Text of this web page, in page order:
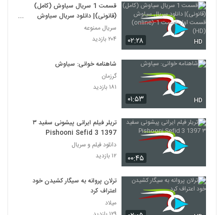
۰۲:۲۸ HD
قسمت 1 سریال سیاوش (کامل)
(قانونی)| دانلود سریال سیاوش
قسمت اول-قسمت 1-(online)(HD)
سریال ممنوعه
۲۰۴ بازدید
۰۱:۵۳ HD
شاهنامه خوانی: سیاوش
گرزمان
۱۸۱ بازدید
۰۰:۴۵
تریلر فیلم ایرانی پیشونی سفید ۳
Pishooni Sefid 3 1397
دانلود فیلم و سریال
۱۲ بازدید
ترلان پروانه به سیگار کشیدن خود
اعتراف کرد
میلاد